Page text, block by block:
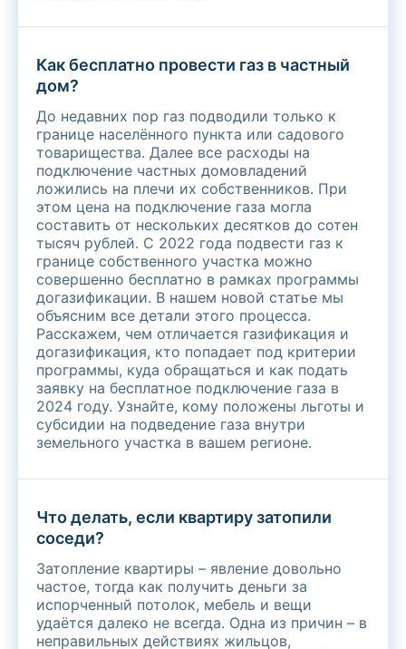
Как бесплатно провести газ в частный
дом?
До недавних пор газ подводили только к
границе населённого пункта или садового
товарищества. Далее все расходы на
подключение частных домовладений
ложились на плечи их собственников. При
этом цена на подключение газа могла
составить от нескольких десятков до сотен
тысяч рублей. С 2022 года подвести газ к
границе собственного участка можно
совершенно бесплатно в рамках программы
догазификации. В нашем новой статье мы
объясним все детали этого процесса.
Расскажем, чем отличается газификация и
догазификация, кто попадает под критерии
программы, куда обращаться и как подать
заявку на бесплатное подключение газа в
2024 году. Узнайте, кому положены льготы и
субсидии на подведение газа внутри
земельного участка в вашем регионе.
Что делать, если квартиру затопили
соседи?
Затопление квартиры – явление довольно
частое, тогда как получить деньги за
испорченный потолок, мебель и вещи
удаётся далеко не всегда. Одна из причин – в
неправильных действиях жильцов,